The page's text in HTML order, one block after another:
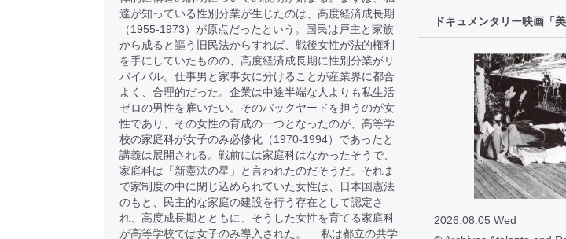
達が知っている性別分業が生じたのは、高度経済成長期
（1955-1973）が原点だったという。国民は戸主と家族
から成ると謳う旧民法からすれば、戦後女性が法的権利
を手にしていたものの、高度経済成長期に性別分業がリ
バイバル。仕事男と家事女に分けることが産業界に都合
よく、合理的だった。企業は中途半端な人よりも私生活
ゼロの男性を雇いたい。そのバックヤードを担うのが女
性であり、その女性の育成の一つとなったのが、高等学
校の家庭科が女子のみ必修化（1970-1994）であったと
講義は展開される。戦前には家庭科はなかったそうで、
家庭科は「新憲法の星」と言われたのだそうだ。それま
で家制度の中に閉じ込められていた女性は、日本国憲法
のもと、民主的な家庭の建設を行う存在として認定さ
れ、高度成長期とともに、そうした女性を育てる家庭科
が高等学校では女子のみ導入された。 私は都立の共学
ドキュメンタリー映画「
2026.08.05 Wed